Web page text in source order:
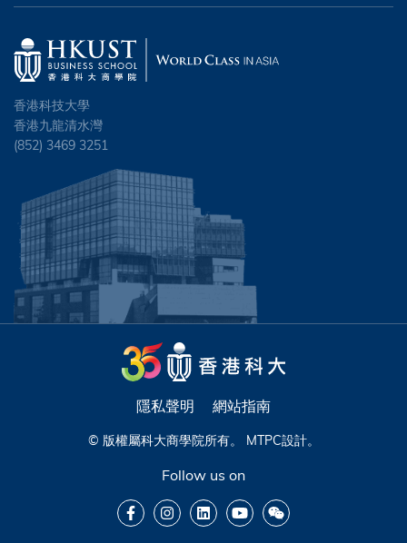
香港科技大學
香港九龍清水灣
(852) 3469 3251
隱私聲明 網站指南
© 版權屬科大商學院所有。 MTPC設計。
Follow us on